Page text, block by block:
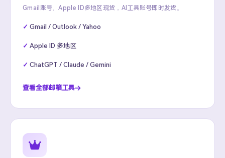
Gmail账号、Apple ID多地区现货，AI工具账号即时发货。
Gmail / Outlook / Yahoo
Apple ID 多地区
ChatGPT / Claude / Gemini
查看全部邮箱工具